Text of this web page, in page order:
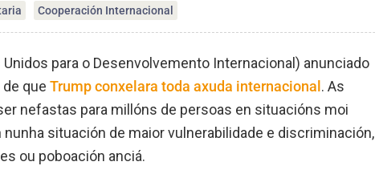
Cooperación Internacional
Unidos para o Desenvolvemento Internacional) anunciado
que Trump conxelara toda axuda internacional . As
nefastas para millóns de persoas en situacións moi
situación de maior vulnerabilidade e discriminación,
ou poboación anciá.